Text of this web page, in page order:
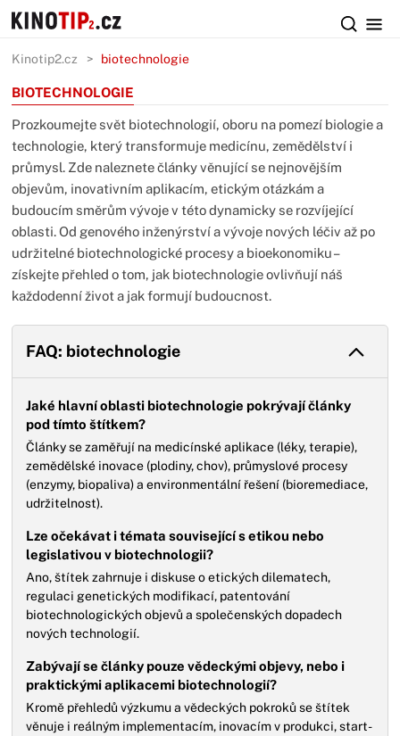
Kinotip2.cz biotechnologie
BIOTECHNOLOGIE
Prozkoumejte svět biotechnologií, oboru na pomezí biologie a
technologie, který transformuje medicínu, zemědělství i
průmysl. Zde naleznete články věnující se nejnovějším
objevům, inovativním aplikacím, etickým otázkám a
budoucím směrům vývoje v této dynamicky se rozvíjející
oblasti. Od genového inženýrství a vývoje nových léčiv až po
udržitelné biotechnologické procesy a bioekonomiku –
získejte přehled o tom, jak biotechnologie ovlivňují náš
každodenní život a jak formují budoucnost.
FAQ: biotechnologie
Jaké hlavní oblasti biotechnologie pokrývají články
pod tímto štítkem?
Články se zaměřují na medicínské aplikace (léky, terapie),
zemědělské inovace (plodiny, chov), průmyslové procesy
(enzymy, biopaliva) a environmentální řešení (bioremediace,
udržitelnost).
Lze očekávat i témata související s etikou nebo
legislativou v biotechnologii?
Ano, štítek zahrnuje i diskuse o etických dilematech,
regulaci genetických modifikací, patentování
biotechnologických objevů a společenských dopadech
nových technologií.
Zabývají se články pouze vědeckými objevy, nebo i
praktickými aplikacemi biotechnologií?
Kromě přehledů výzkumu a vědeckých pokroků se štítek
věnuje i reálným implementacím, inovacím v produkci, start-